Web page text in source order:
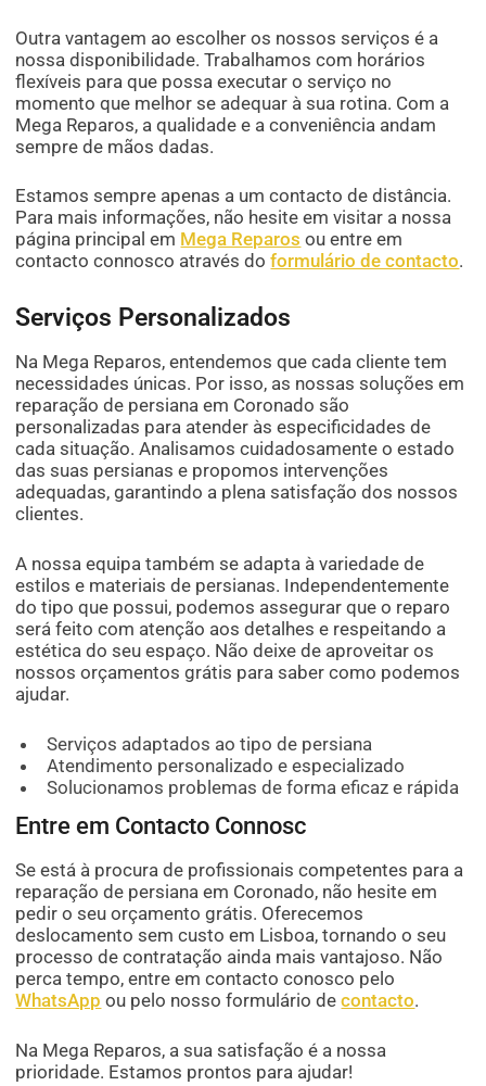
Outra vantagem ao escolher os nossos serviços é a
nossa disponibilidade. Trabalhamos com horários
flexíveis para que possa executar o serviço no
momento que melhor se adequar à sua rotina. Com a
Mega Reparos, a qualidade e a conveniência andam
sempre de mãos dadas.
Estamos sempre apenas a um contacto de distância.
Para mais informações, não hesite em visitar a nossa
página principal em Mega Reparos ou entre em
contacto connosco através doformulário de contacto.
Serviços Personalizados
Na Mega Reparos, entendemos que cada cliente tem
necessidades únicas. Por isso, as nossas soluções em
reparação de persiana em Coronado são
personalizadas para atender às especificidades de
cada situação. Analisamos cuidadosamente o estado
das suas persianas e propomos intervenções
adequadas, garantindo a plena satisfação dos nossos
clientes.
A nossa equipa também se adapta à variedade de
estilos e materiais de persianas. Independentemente
do tipo que possui, podemos assegurar que o reparo
será feito com atenção aos detalhes e respeitando a
estética do seu espaço. Não deixe de aproveitar os
nossos orçamentos grátis para saber como podemos
ajudar.
Serviços adaptados ao tipo de persiana
Atendimento personalizado e especializado
Solucionamos problemas de forma eficaz e rápida
Entre em Contacto Connosc
Se está à procura de profissionais competentes para a
reparação de persiana em Coronado, não hesite em
pedir o seu orçamento grátis. Oferecemos
deslocamento sem custo em Lisboa, tornando o seu
processo de contratação ainda mais vantajoso. Não
perca tempo, entre em contacto conosco pelo
WhatsApp ou pelo nosso formulário decontacto.
Na Mega Reparos, a sua satisfação é a nossa
prioridade. Estamos prontos para ajudar!